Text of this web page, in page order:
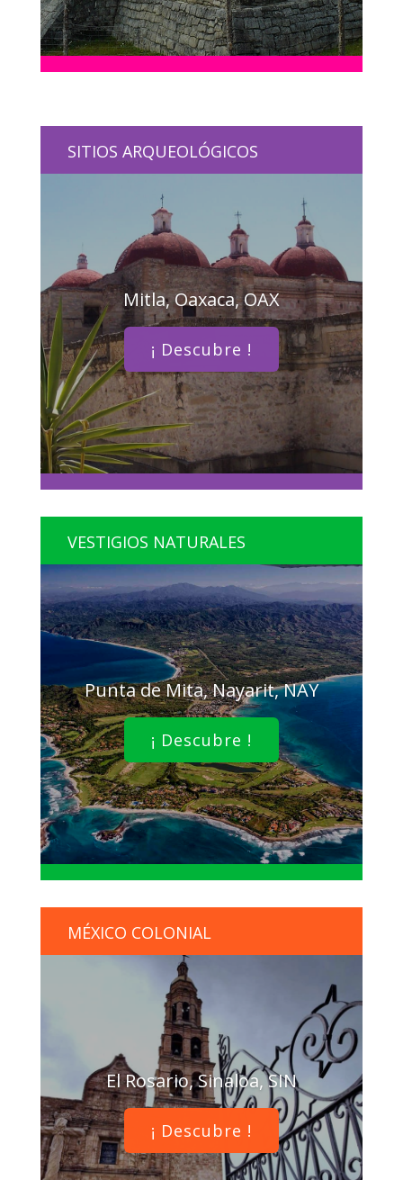
SITIOS ARQUEOLÓGICOS
Mitla, Oaxaca, OAX
¡ Descubre !
VESTIGIOS NATURALES
Punta de Mita, Nayarit, NAY
¡ Descubre !
MÉXICO COLONIAL
El Rosario, Sinaloa, SIN
¡ Descubre !